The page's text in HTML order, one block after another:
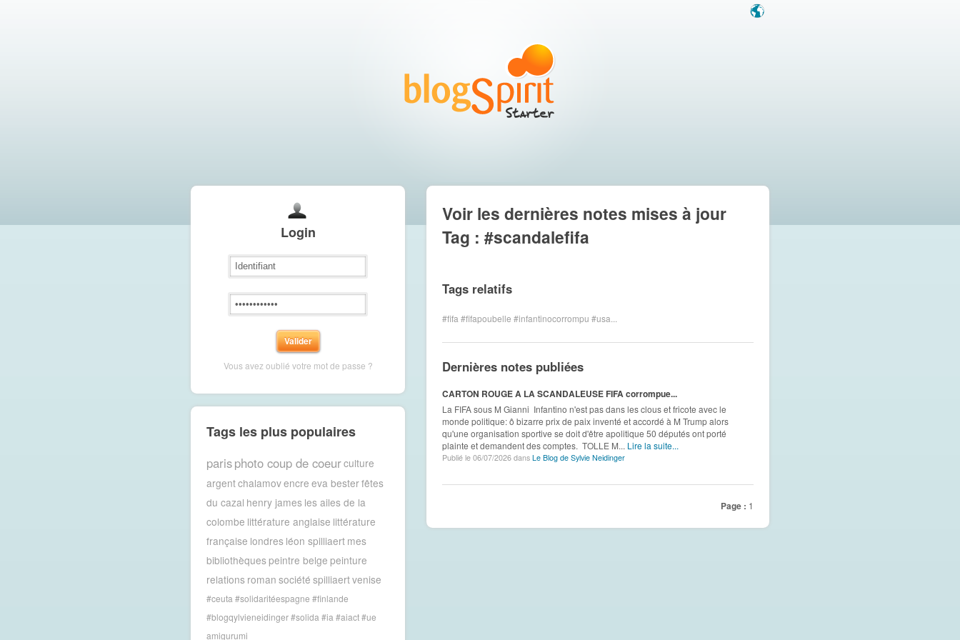
Login
Vous avez oublié votre mot de passe ?
Tags les plus populaires
parisphoto coup de coeurculture
argentchalamovencre eva besterfêtes
du cazal henry james les ailes de la
colombe littérature anglaise littérature
française londres léon spilliaert mes
bibliothèquespeintre belge peinture
relations roman société spilliaertvenise
#ceuta #solidaritéespagne #finlande
#blogqylvieneidinger #solida #ia #aiact #ue
amigurumi
Voir les dernières notes mises à jour
Tag : #scandalefifa
Tags relatifs
#fifa #fifapoubelle #infantinocorrompu #usa...
Dernières notes publiées
CARTON ROUGE A LA SCANDALEUSE FIFA corrompue...
La FIFA sous M Gianni Infantino n'est pas dans les clous et fricote avec le
monde politique: ô bizarre prix de paix inventé et accordé à M Trump alors
qu'une organisation sportive se doit d'être apolitique 50 députés ont porté
plainte et demandent des comptes. TOLLE M... Lire la suite...
Publié le 06/07/2026 dans Le Blog de Sylvie Neidinger
Page : 1